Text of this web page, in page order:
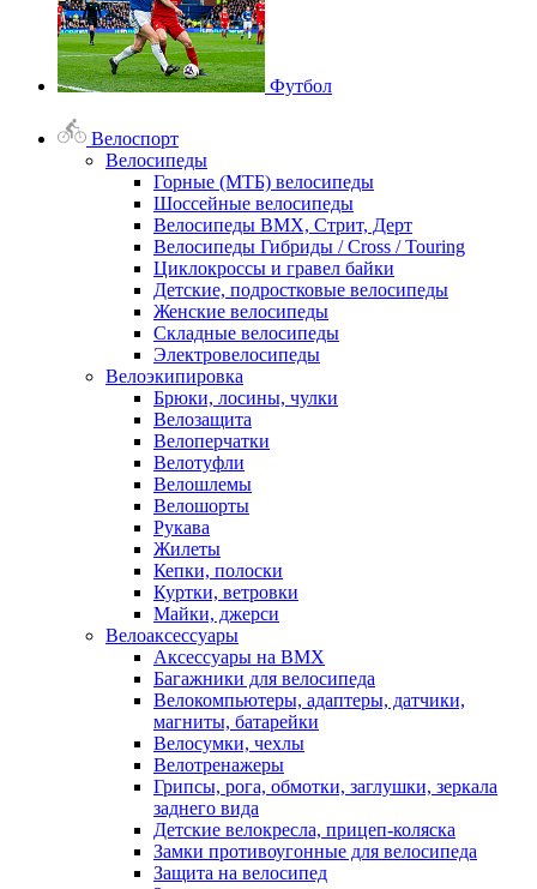
Футбол
Велоспорт
Велосипеды
Горные (МТБ) велосипеды
Шоссейные велосипеды
Велосипеды BMX, Стрит, Дерт
Велосипеды Гибриды / Cross / Touring
Циклокроссы и гравел байки
Детские, подростковые велосипеды
Женские велосипеды
Складные велосипеды
Электровелосипеды
Велоэкипировка
Брюки, лосины, чулки
Велозащита
Велоперчатки
Велотуфли
Велошлемы
Велошорты
Рукава
Жилеты
Кепки, полоски
Куртки, ветровки
Майки, джерси
Велоаксессуары
Аксессуары на BMX
Багажники для велосипеда
Велокомпьютеры, адаптеры, датчики,
магниты, батарейки
Велосумки, чехлы
Велотренажеры
Грипсы, рога, обмотки, заглушки, зеркала
заднего вида
Детские велокресла, прицеп-коляска
Замки противоугонные для велосипеда
Защита на велосипед